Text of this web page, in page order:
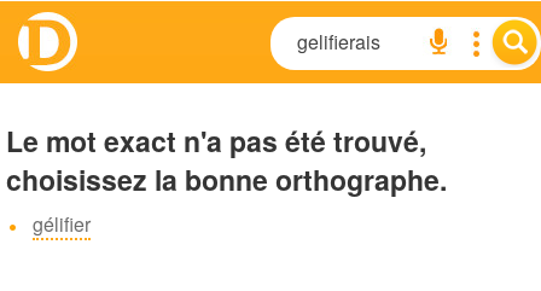
Le mot exact n'a pas été trouvé,
choisissez la bonne orthographe.
gélifier